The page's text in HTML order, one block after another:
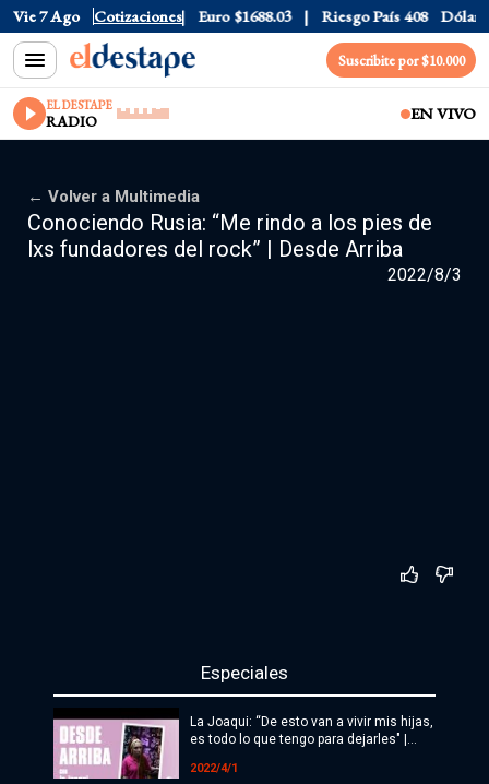
Vie 7 Ago Cotizaciones
Dólar CCL $1577.3 Euro $1688.03 Riesgo País 408 Dólar
Suscribite por $10.000
EL DESTAPE
RADIO EN VIVO
← Volver a Multimedia
Conociendo Rusia: “Me rindo a los pies de
lxs fundadores del rock” | Desde Arriba
2022/8/3
Especiales
La Joaqui: “De esto van a vivir mis hijas,
es todo lo que tengo para dejarles" |
2022/4/1